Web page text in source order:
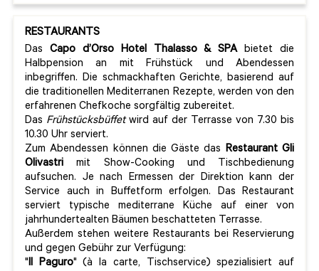
RESTAURANTS
Das Capo d’Orso Hotel Thalasso & SPAbietet die
Halbpension an mit Frühstück und Abendessen
inbegriffen. Die schmackhaften Gerichte, basierend auf
die traditionellen Mediterranen Rezepte, werden von den
erfahrenen Chefkoche sorgfältig zubereitet.
Das Frühstücksbüffetwird auf der Terrasse von 7.30 bis
10.30 Uhr serviert.
Zum Abendessen können die Gäste das Restaurant Gli
Olivastri mit Show-Cooking und Tischbedienung
aufsuchen. Je nach Ermessen der Direktion kann der
Service auch in Buffetform erfolgen. Das Restaurant
serviert typische mediterrane Küche auf einer von
jahrhundertealten Bäumen beschatteten Terrasse.
Außerdem stehen weitere Restaurants bei Reservierung
und gegen Gebühr zur Verfügung:
"Il Paguro" (à la carte, Tischservice) spezialisiert auf